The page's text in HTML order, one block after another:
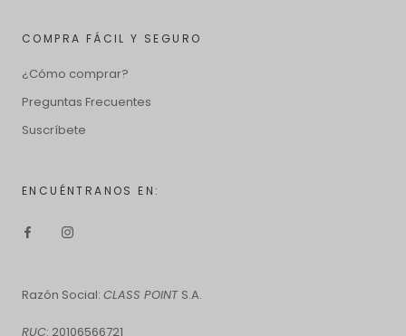
COMPRA FÁCIL Y SEGURO
¿Cómo comprar?
Preguntas Frecuentes
Suscríbete
ENCUÉNTRANOS EN:
Razón Social: CLASS POINT S.A.
RUC: 20106566721